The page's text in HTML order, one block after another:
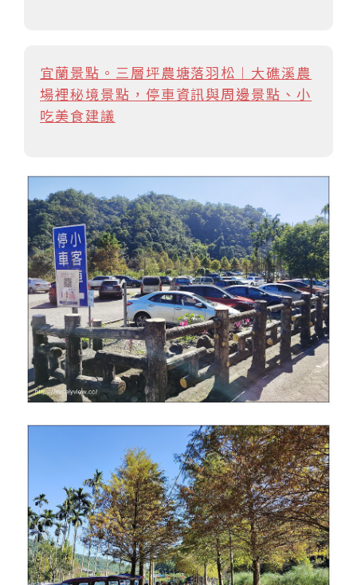
宜蘭景點。三層坪農塘落羽松︱大礁溪農
場裡秘境景點，停車資訊與周邊景點、小
吃美食建議